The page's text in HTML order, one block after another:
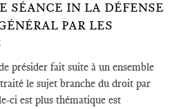
SÉANCE IN LA DÉFENSE
PAR LES
présider fait suite à un ensemble
le sujet branche du droit par
ci est plus thématique est